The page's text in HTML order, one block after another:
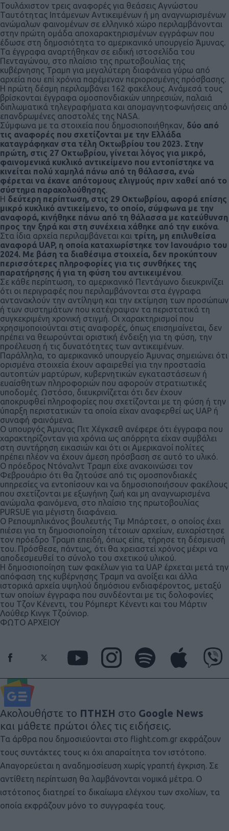
Τουλάχιστον τρεις αναφορές για θεάσεις Αγνώστου
Ταυτότητας Ιπτάμενων Αντικειμένων ή μη αναγνωρισμένων
ανώμαλων φαινομένων σε ελληνικό χώρο περιλαμβάνονται
στην πρώτη ομάδα αποχαρακτηρισμένων εγγράφων που
έδωσε στη δημοσιότητα το αμερικανικό υπουργείο Άμυνας.
Τα έγγραφα αναρτήθηκαν σε ειδική ιστοσελίδα του
Πενταγώνου, στο πλαίσιο της πρωτοβουλίας της
κυβέρνησης Τραμπ για μεγαλύτερη διαφάνεια γύρω από
αρχεία που επί χρόνια παρέμεναν περιορισμένης πρόσβασης.
Η πρώτη δέσμη περιλαμβάνει 162 φακέλους. Aνάμεσά τους
βρίσκονται έγγραφα ομοσπονδιακών υπηρεσιών, παλαιά
διπλωματικά τηλεγραφήματα και απομαγνητοφωνήσεις από
επανδρωμένες αποστολές της NASA.
Σύμφωνα με τα στοιχεία που δημοσιοποιήθηκαν, δύο από
τις αναφορές που σχετίζονται με την Ελλάδα
καταγράφηκαν στα τέλη Οκτωβρίου του 2023. Στην
πρώτη, στις 27 Οκτωβρίου, γίνεται λόγος για μικρό,
φαινομενικά κυκλικό αντικείμενο που εντοπίστηκε να
κινείται πολύ χαμηλά πάνω από τη θάλασσα, ενώ
φέρεται να έκανε απότομους ελιγμούς πριν χαθεί από το
σύστημα παρακολούθησης.
Η δεύτερη περίπτωση, στις 29 Οκτωβρίου, αφορά επίσης
μικρό κυκλικό αντικείμενο, το οποίο, σύμφωνα με την
αναφορά, κινήθηκε πάνω από τη θάλασσα με κατεύθυνση
προς την ξηρά και στη συνέχεια χάθηκε από την εικόνα.
Στα ίδια αρχεία περιλαμβάνεται και τρίτη, μη επιλυθείσα
αναφορά UAP, η οποία καταχωρίστηκε τον Ιανουάριο του
2024. Με βάση τα διαθέσιμα στοιχεία, δεν προκύπτουν
περισσότερες πληροφορίες για τις συνθήκες της
παρατήρησης ή για τη φύση του αντικειμένου.
Σε κάθε περίπτωση, το αμερικανικό Πεντάγωνο διευκρινίζει
ότι οι περιγραφές που περιλαμβάνονται στα έγγραφα
αντανακλούν την αντίληψη και την εκτίμηση των προσώπων
ή των συστημάτων που κατέγραψαν τα περιστατικά τη
συγκεκριμένη χρονική στιγμή. Οι χαρακτηρισμοί που
χρησιμοποιούνται στις αναφορές, όπως επισημαίνεται, δεν
πρέπει να θεωρούνται οριστική ένδειξη για τη φύση, την
προέλευση ή τις δυνατότητες των αντικειμένων.
Παράλληλα, το αμερικανικό υπουργείο Άμυνας σημειώνει ότι
ορισμένα στοιχεία έχουν αφαιρεθεί για την προστασία
αυτοπτών μαρτύρων, κυβερνητικών εγκαταστάσεων ή
ευαίσθητων πληροφοριών που αφορούν στρατιωτικές
υποδομές. Ωστόσο, διευκρινίζεται ότι δεν έχουν
αποκρυφθεί πληροφορίες που σχετίζονται με τη φύση ή την
ύπαρξη περιστατικών τα οποία είχαν αναφερθεί ως UAP ή
συναφή φαινόμενα.
Ο υπουργός Άμυνας Πιτ Χέγκσεθ ανέφερε ότι έγγραφα που
χαρακτηρίζονταν για χρόνια ως απόρρητα είχαν συμβάλει
στη συντήρηση εικασιών και ότι οι Αμερικανοί πολίτες
πρέπει πλέον να έχουν άμεση πρόσβαση σε αυτό το υλικό.
Ο πρόεδρος Ντόναλντ Τραμπ είχε ανακοινώσει τον
Φεβρουάριο ότι θα ζητούσε από τις ομοσπονδιακές
υπηρεσίες να εντοπίσουν και να δημοσιοποιήσουν φακέλους
που σχετίζονται με εξωγήινη ζωή και μη αναγνωρισμένα
ανώμαλα φαινόμενα, στο πλαίσιο της πρωτοβουλίας
PURSUE για μέγιστη διαφάνεια.
Ο Ρεπουμπλικάνος βουλευτής Τιμ Μπάρτσετ, ο οποίος έχει
πιέσει για τη δημοσιοποίηση τέτοιων αρχείων, ευχαρίστησε
τον πρόεδρο Τραμπ επειδή, όπως είπε, τήρησε τη δέσμευσή
του. Πρόσθεσε, πάντως, ότι θα χρειαστεί χρόνος μέχρι να
αποδεσμευθεί το σύνολο του σχετικού υλικού.
Η δημοσιοποίηση των φακέλων για τα UAP έρχεται μετά την
απόφαση της κυβέρνησης Τραμπ να ανοίξει και άλλα
ιστορικά αρχεία υψηλού δημόσιου ενδιαφέροντος, μεταξύ
των οποίων έγγραφα που συνδέονται με τις δολοφονίες
του Τζον Κένεντι, του Ρόμπερτ Κένεντι και του Μάρτιν
Λούθερ Κινγκ Τζούνιορ.
ΦΩΤΟ ΑΡΧΕΙΟΥ
Ακολουθήστε το ΠΤΗΣΗ στο Google News
και μάθετε πρώτοι όλες τις ειδήσεις.
Τα άρθρα που δημοσιεύονται στο flight.com.gr εκφράζουν
τους συντάκτες τους κι όχι απαραίτητα τον ιστότοπο.
Απαγορεύεται η αναδημοσίευση χωρίς γραπτή έγκριση. Σε
αντίθετη περίπτωση θα λαμβάνονται νομικά μέτρα. Ο
ιστότοπος διατηρεί το δικαίωμα ελέγχου των σχολίων, τα
οποία εκφράζουν μόνο το συγγραφέα τους.